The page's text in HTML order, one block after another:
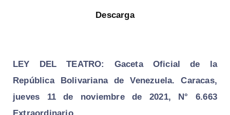
Descarga
LEY DEL TEATRO: Gaceta Oficial de la
República Bolivariana de Venezuela. Caracas,
jueves 11 de noviembre de 2021, N° 6.663